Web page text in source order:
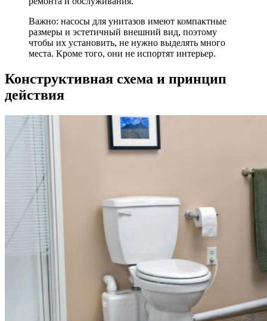
Важно: насосы для унитазов имеют компактные
размеры и эстетичный внешний вид, поэтому
чтобы их установить, не нужно выделять много
места. Кроме того, они не испортят интерьер.
Конструктивная схема и принцип
действия